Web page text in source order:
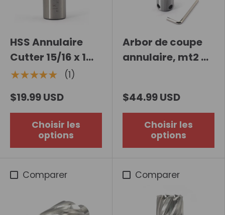
HSS Annulaire
Cutter 15/16 x 1
pouce
★★★★★ (1)
$19.99 USD
Choisir les
options
Arbor de coupe
annulaire, mt2 à
$44.99 USD
Choisir les
options
Comparer Comparer